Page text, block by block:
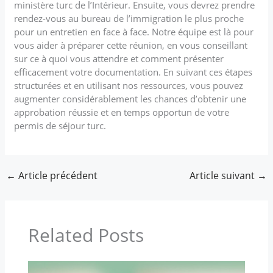
ministère turc de l’Intérieur. Ensuite, vous devrez prendre
rendez-vous au bureau de l’immigration le plus proche
pour un entretien en face à face. Notre équipe est là pour
vous aider à préparer cette réunion, en vous conseillant
sur ce à quoi vous attendre et comment présenter
efficacement votre documentation. En suivant ces étapes
structurées et en utilisant nos ressources, vous pouvez
augmenter considérablement les chances d’obtenir une
approbation réussie et en temps opportun de votre
permis de séjour turc.
← Article précédent Article suivant →
Related Posts